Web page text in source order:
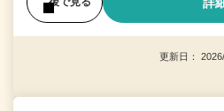
更新日：